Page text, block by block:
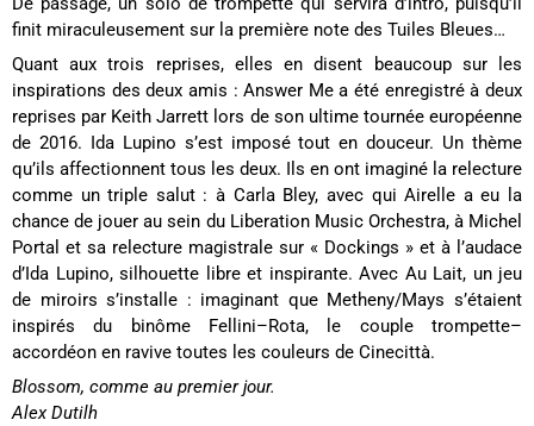
finit miraculeusement sur la première note des Tuiles Bleues…
Quant aux trois reprises, elles en disent beaucoup sur les
inspirations des deux amis : Answer Me a été enregistré à deux
reprises par Keith Jarrett lors de son ultime tournée européenne
de 2016. Ida Lupino s’est imposé tout en douceur. Un thème
qu’ils affectionnent tous les deux. Ils en ont imaginé la relecture
comme un triple salut : à Carla Bley, avec qui Airelle a eu la
chance de jouer au sein du Liberation Music Orchestra, à Michel
Portal et sa relecture magistrale sur « Dockings » et à l’audace
d’Ida Lupino, silhouette libre et inspirante. Avec Au Lait, un jeu
de miroirs s’installe : imaginant que Metheny/Mays s’étaient
inspirés du binôme Fellini–Rota, le couple trompette–
accordéon en ravive toutes les couleurs de Cinecittà.
Blossom, comme au premier jour.
​Alex Dutilh